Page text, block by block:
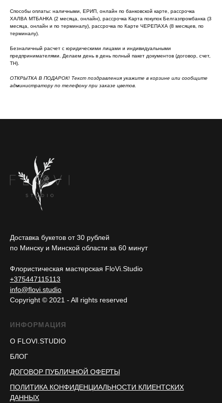
Способы оплаты: наличными, ЕРИП, онлайн по банковской карте, рассрочка
ХАЛВА МТБАНКА (2 месяца, онлайн), рассрочка Карта покупок Белгазпромбанка (3
месяца, онлайн и по терминалу), рассрочка по Карте ЧЕРЕПАХА (8 месяцев, по
терминалу).
Безналичный расчет с юридическими лицами и индивидуальными
предпринимателями. Делаем день в день полный пакет документов (договор, счет,
ТН).
ОТКРЫТКА В ПОДАРОК! Текст поздравления укажите в корзине или сообщите
администратору по телефону при заказе цветов.
Доставка букетов от 30 рублей
по Минску и Минской области за 60 минут
Флористическая мастерская FloVi.Studio
+375447115113
info@flovi.studio
Copyright © 2021 - All rights reserved
ИНФОРМАЦИЯ
О FLOVI.STUDIO
БЛОГ
ДОГОВОР ПУБЛИЧНОЙ ОФЕРТЫ
ПОЛИТИКА КОНФИДЕНЦИАЛЬНОСТИ КЛИЕНТСКИХ
ДАННЫХ